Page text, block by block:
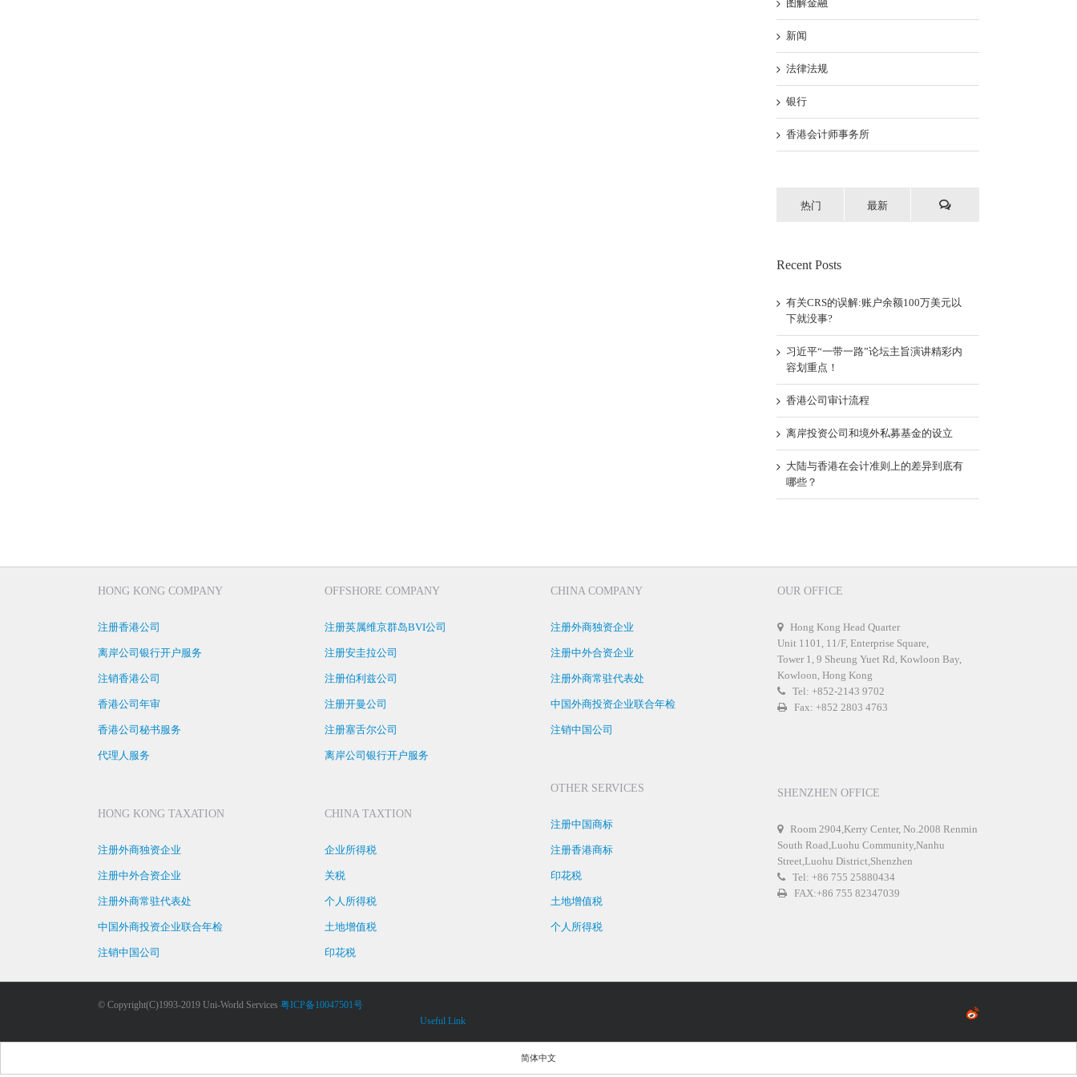
图解金融
新闻
法律法规
银行
香港会计师事务所
热门 最新
Recent Posts
有关CRS的误解:账户余额100万美元以
下就没事?
习近平“一带一路”论坛主旨演讲精彩内
容划重点！
香港公司审计流程
离岸投资公司和境外私募基金的设立
大陆与香港在会计准则上的差异到底有
哪些？
HONG KONG COMPANY
注册香港公司
离岸公司银行开户服务
注销香港公司
香港公司年审
香港公司秘书服务
代理人服务
HONG KONG TAXATION
注册外商独资企业
注册中外合资企业
注册外商常驻代表处
中国外商投资企业联合年检
注销中国公司
OFFSHORE COMPANY
注册英属维京群岛BVI公司
注册安圭拉公司
注册伯利兹公司
注册开曼公司
注册塞舌尔公司
离岸公司银行开户服务
CHINA TAXTION
企业所得税
关税
个人所得税
土地增值税
印花税
CHINA COMPANY
注册外商独资企业
注册中外合资企业
注册外商常驻代表处
中国外商投资企业联合年检
注销中国公司
OTHER SERVICES
注册中国商标
注册香港商标
印花税
土地增值税
个人所得税
OUR OFFICE
Hong Kong Head Quarter
Unit 1101, 11/F, Enterprise Square,
Tower 1, 9 Sheung Yuet Rd, Kowloon Bay,
Kowloon, Hong Kong
Tel: +852-2143 9702
Fax: +852 2803 4763
SHENZHEN OFFICE
Room 2904,Kerry Center, No.2008 Renmin
South Road,Luohu Community,Nanhu
Street,Luohu District,Shenzhen
Tel: +86 755 25880434
FAX:+86 755 82347039
© Copyright(C)1993-2019 Uni-World Services 粤ICP备10047501号
Useful Link
简体中文